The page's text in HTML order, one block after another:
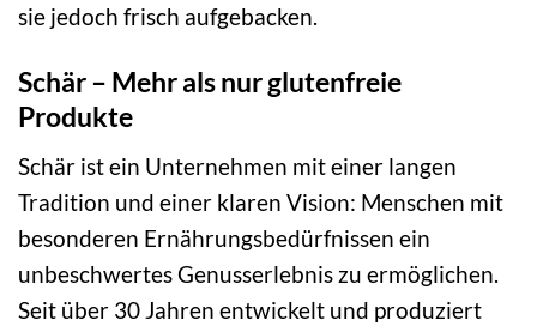
sie jedoch frisch aufgebacken.
Schär – Mehr als nur glutenfreie
Produkte
Schär ist ein Unternehmen mit einer langen
Tradition und einer klaren Vision: Menschen mit
besonderen Ernährungsbedürfnissen ein
unbeschwertes Genusserlebnis zu ermöglichen.
Seit über 30 Jahren entwickelt und produziert